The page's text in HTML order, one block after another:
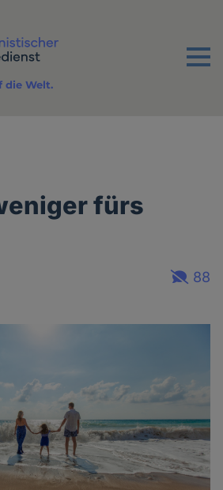
Menu
die Welt.
fürs
88